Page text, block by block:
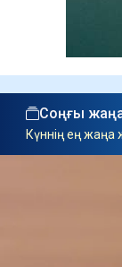
Соңғы
Күннің ең жаңа